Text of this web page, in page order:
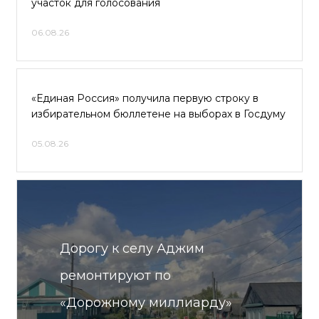
участок для голосования
06.08.26
«Единая Россия» получила первую строку в
избирательном бюллетене на выборах в Госдуму
05.08.26
Дорогу к селу Аджим
ремонтируют по
«Дорожному миллиарду»